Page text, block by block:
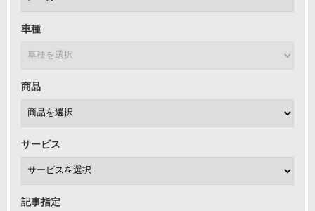
車種
商品
サービス
記事指定